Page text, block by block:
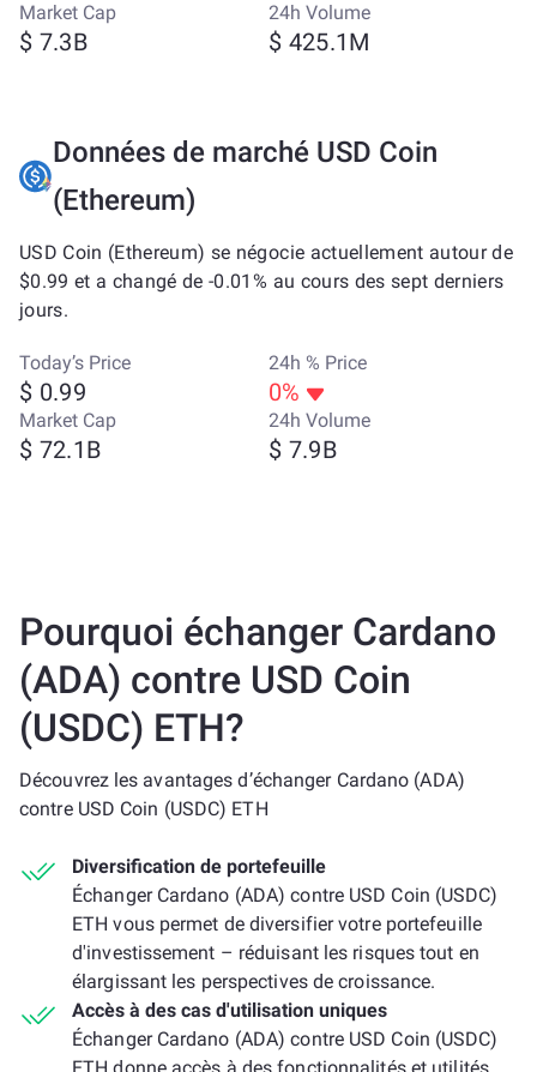
Market Cap
$ 7.3B
24h Volume
$ 425.1M
Données de marché USD Coin
(Ethereum)
USD Coin (Ethereum) se négocie actuellement autour de
$0.99 et a changé de -0.01% au cours des sept derniers
jours.
Today’s Price
$ 0.99
24h % Price
0%
Market Cap
$ 72.1B
24h Volume
$ 7.9B
Pourquoi échanger Cardano
(ADA) contre USD Coin
(USDC) ETH?
Découvrez les avantages d’échanger Cardano (ADA)
contre USD Coin (USDC) ETH
Diversification de portefeuille
Échanger Cardano (ADA) contre USD Coin (USDC)
ETH vous permet de diversifier votre portefeuille
d'investissement – réduisant les risques tout en
élargissant les perspectives de croissance.
Accès à des cas d'utilisation uniques
Échanger Cardano (ADA) contre USD Coin (USDC)